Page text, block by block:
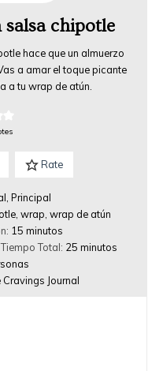
chipotle
hace que un almuerzo
a amar el toque picante
a tu wrap de atún.
Rate
Principal
wrap, wrap de atún
15 minutos
Tiempo Total: 25 minutos
Journal